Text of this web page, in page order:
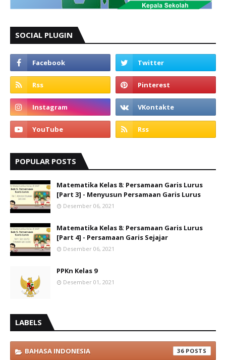
SOCIAL PLUGIN
POPULAR POSTS
Matematika Kelas 8: Persamaan Garis Lurus
[Part 3] - Menyusun Persamaan Garis Lurus
Desember 06, 2021
Matematika Kelas 8: Persamaan Garis Lurus
[Part 4] - Persamaan Garis Sejajar
Desember 06, 2021
PPKn Kelas 9
Desember 01, 2021
LABELS
BAHASA INDONESIA 36